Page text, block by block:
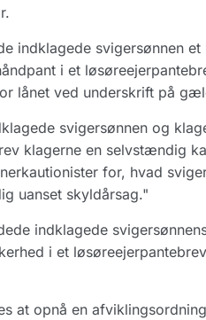
indklagede svigersønnen
i et
lånet ved underskrift på
svigersønnen og
klagerne en selvstændig
for, hvad
uanset skyldårsag."
indklagede
i et
at opnå en